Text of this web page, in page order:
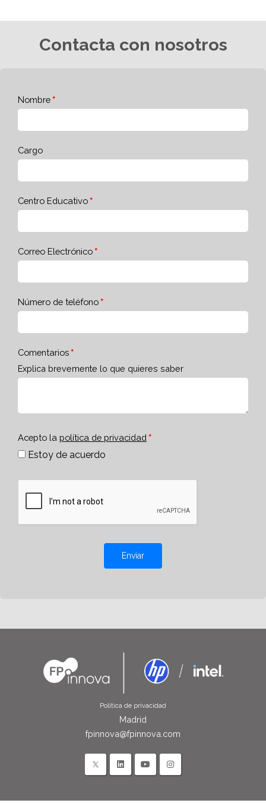
Contacta con nosotros
Nombre
Cargo
Centro Educativo
Correo Electrónico
Número de teléfono
Comentarios
Explica brevemente lo que quieres saber
Acepto la política de privacidad
Estoy de acuerdo
Enviar
Política de privacidad
Madrid
fpinnova@fpinnova.com